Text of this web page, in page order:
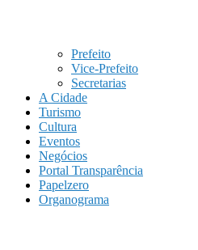
Prefeito
Vice-Prefeito
Secretarias
A Cidade
Turismo
Cultura
Eventos
Negócios
Portal Transparência
Papelzero
Organograma